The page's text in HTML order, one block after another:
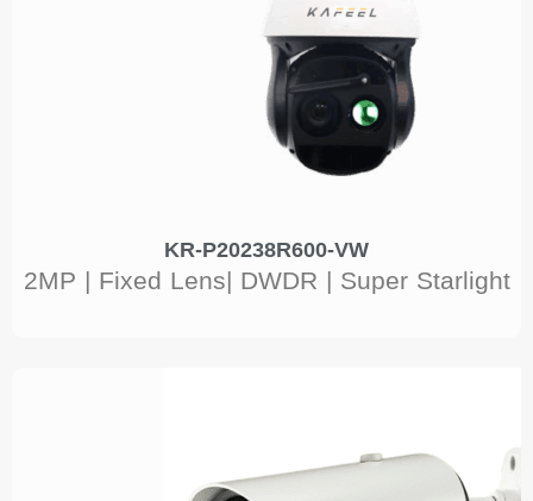
KR-P20238R600-VW
2MP | Fixed Lens| DWDR | Super Starlight